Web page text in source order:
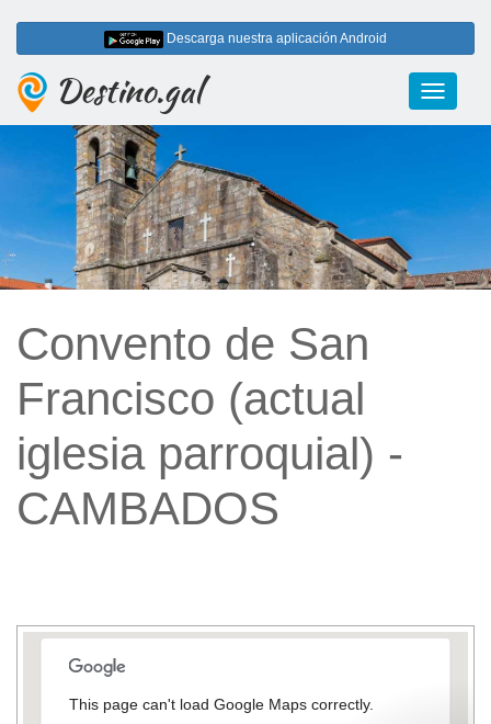
Descarga nuestra aplicación Android
Toggle
Destino.gal
Convento de San
Francisco (actual
iglesia parroquial) -
CAMBADOS
This page can't load Google Maps correctly.